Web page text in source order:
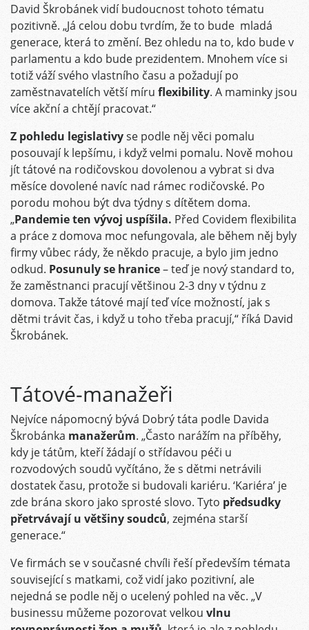
David Škrobánek vidí budoucnost tohoto tématu
pozitivně. „Já celou dobu tvrdím, že to bude mladá
generace, která to změní. Bez ohledu na to, kdo bude v
parlamentu a kdo bude prezidentem. Mnohem více si
totiž váží svého vlastního času a požadují po
zaměstnavatelích větší míru flexibility. A maminky jsou
více akční a chtějí pracovat.“
Z pohledu legislativyse podle něj věci pomalu
posouvají k lepšímu, i když velmi pomalu. Nově mohou
jít tátové na rodičovskou dovolenou a vybrat si dva
měsíce dovolené navíc nad rámec rodičovské. Po
porodu mohou být dva týdny s dítětem doma.
„Pandemieten vývoj uspíšila. Před Covidem flexibilita
a práce z domova moc nefungovala, ale během něj byly
firmy vůbec rády, že někdo pracuje, a bylo jim jedno
odkud. Posunuly se hranice– teď je nový standard to,
že zaměstnanci pracují většinou 2-3 dny v týdnu z
domova. Takže tátové mají teď více možností, jak s
dětmi trávit čas, i když u toho třeba pracují,“ říká David
Škrobánek.
Tátové-manažeři
Nejvíce nápomocný bývá Dobrý táta podle Davida
Škrobánka manažerům. „Často narážím na příběhy,
kdy je tátům, kteří žádají o střídavou péči u
rozvodových soudů vyčítáno, že s dětmi netrávili
dostatek času, protože si budovali kariéru. ‘Kariéra’ je
zde brána skoro jako sprosté slovo. Tyto předsudky
přetrvávají u většiny soudců, zejména starší
generace.“
Ve firmách se v současné chvíli řeší především témata
související s matkami, což vidí jako pozitivní, ale
nejedná se podle něj o ucelený pohled na věc. „V
businessu můžeme pozorovat velkou vlnu